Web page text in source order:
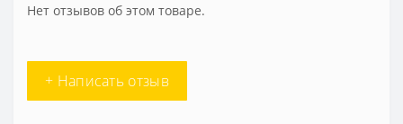
Нет отзывов об этом товаре.
+ Написать отзыв